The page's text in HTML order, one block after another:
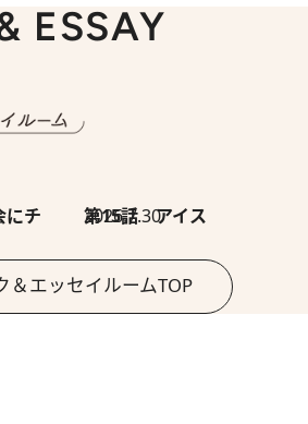
ESSAY
2026.7.30
第15話 アイス
＆エッセイルームTOP